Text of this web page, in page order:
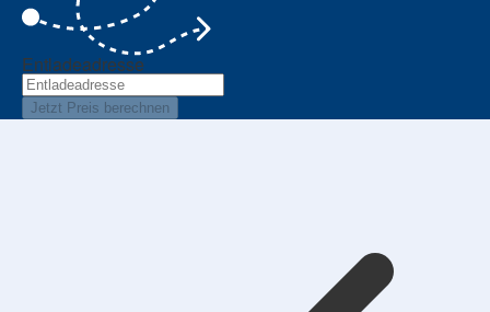
Entladeadresse
Jetzt Preis berechnen